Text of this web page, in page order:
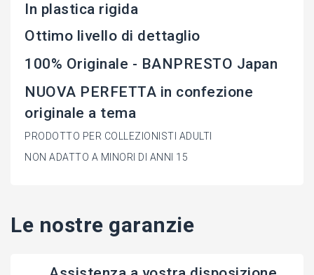
In plastica rigida
Ottimo livello di dettaglio
100% Originale - BANPRESTO Japan
NUOVA PERFETTA in confezione
originale a tema
PRODOTTO PER COLLEZIONISTI ADULTI
NON ADATTO A MINORI DI ANNI 15
Le nostre garanzie